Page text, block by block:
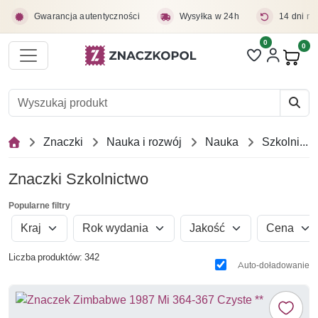
Gwarancja autentyczności Wysyłka w 24h 14 dni
Liczba pozycji
0 0
Znaczki Nauka i rozwój Nauka Szkolnictwo
Znaczki Szkolnictwo
Popularne filtry
Kraj Rok wydania Jakość Cena
Liczba produktów: 342
Auto-doładowanie